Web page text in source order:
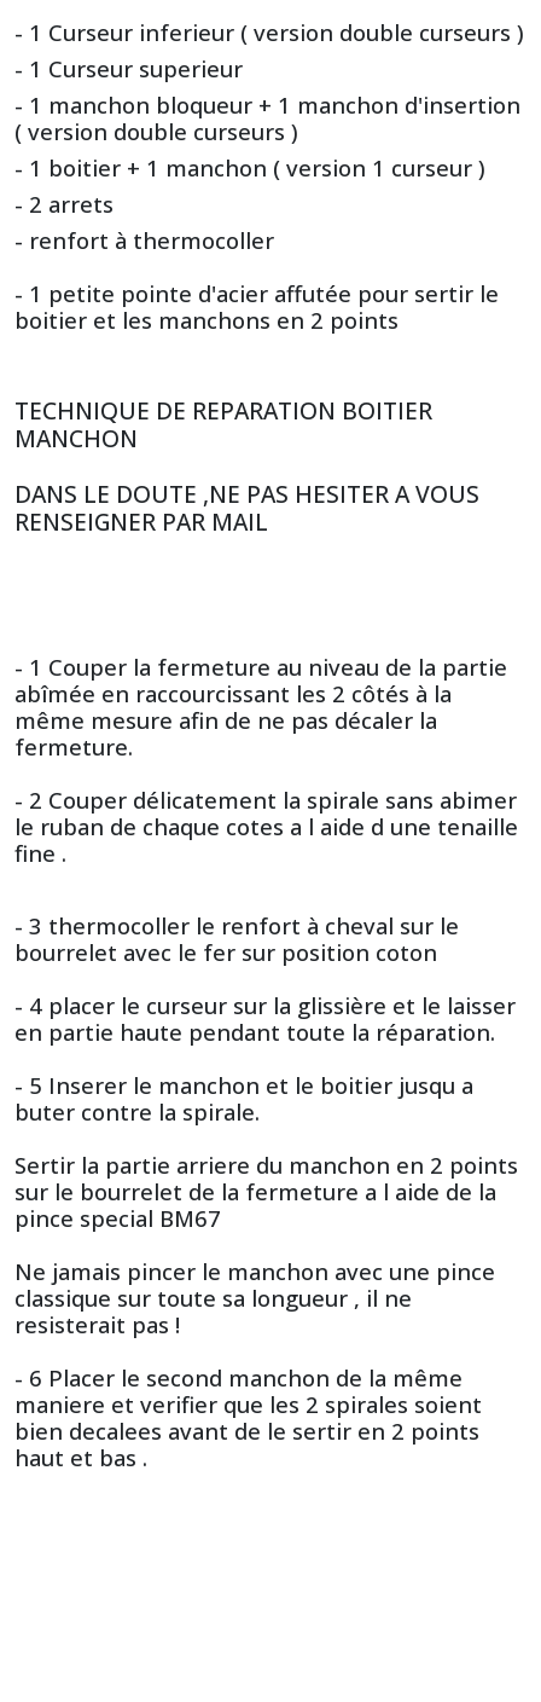
- 1 Curseur inferieur ( version double curseurs )
- 1 Curseur superieur
- 1 manchon bloqueur + 1 manchon d'insertion
( version double curseurs )
- 1 boitier + 1 manchon ( version 1 curseur )
- 2 arrets
- renfort à thermocoller
- 1 petite pointe d'acier affutée pour sertir le
boitier et les manchons en 2 points
TECHNIQUE DE REPARATION BOITIER
MANCHON
DANS LE DOUTE ,NE PAS HESITER A VOUS
RENSEIGNER PAR MAIL
- 1 Couper la fermeture au niveau de la partie
abîmée en raccourcissant les 2 côtés à la
même mesure afin de ne pas décaler la
fermeture.
- 2 Couper délicatement la spirale sans abimer
le ruban de chaque cotes a l aide d une tenaille
fine .
- 3 thermocoller le renfort à cheval sur le
bourrelet avec le fer sur position coton
- 4 placer le curseur sur la glissière et le laisser
en partie haute pendant toute la réparation.
- 5 Inserer le manchon et le boitier jusqu a
buter contre la spirale.
Sertir la partie arriere du manchon en 2 points
sur le bourrelet de la fermeture a l aide de la
pince special BM67
Ne jamais pincer le manchon avec une pince
classique sur toute sa longueur , il ne
resisterait pas !
- 6 Placer le second manchon de la même
maniere et verifier que les 2 spirales soient
bien decalees avant de le sertir en 2 points
haut et bas .